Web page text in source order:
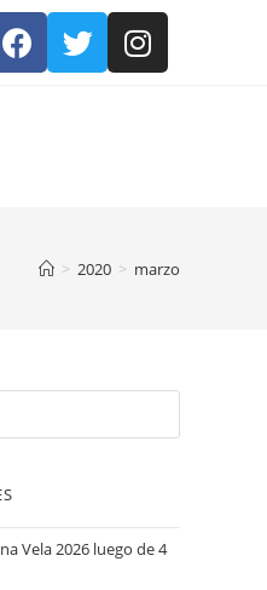
> 2020 > marzo
Vela 2026 luego de 4